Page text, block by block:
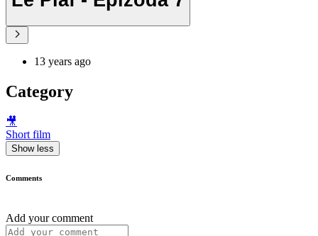
13 years ago
Category
🎥
Short film
Show less
Comments
Add your comment